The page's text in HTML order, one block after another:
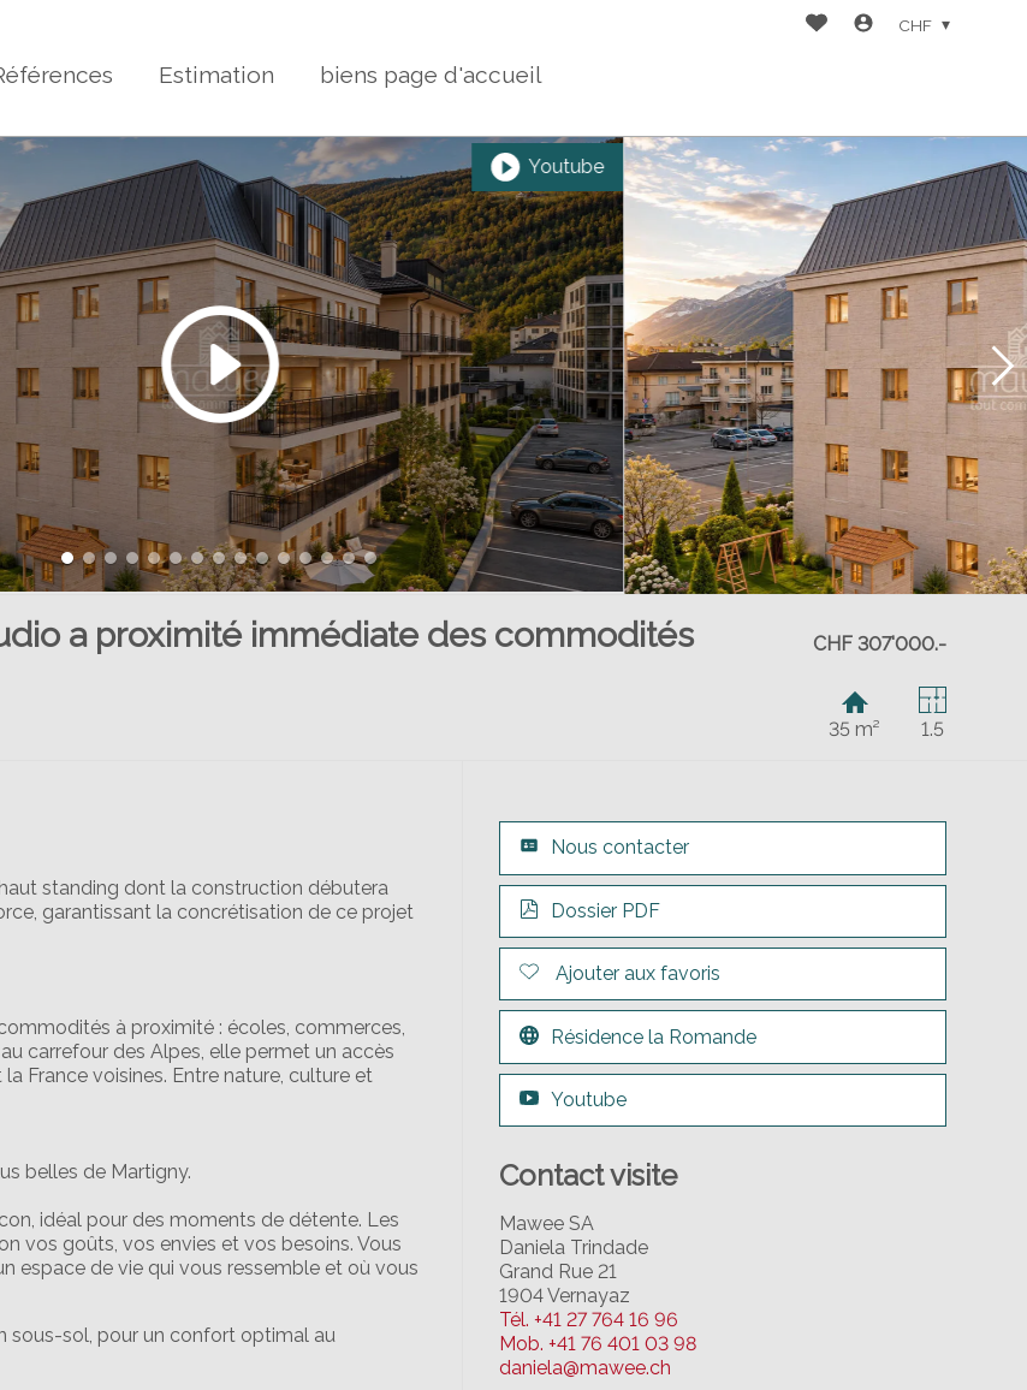
Estimation biens page d'accueil
CHF
Youtube
a proximité immédiate des commodités CHF 307'000.-
35 m² 1.5
standing dont la construction débutera
garantissant la concrétisation de ce projet
à proximité : écoles, commerces,
carrefour des Alpes, elle permet un accès
la France voisines. Entre nature, culture et
belles de Martigny.
idéal pour des moments de détente. Les
vos goûts, vos envies et vos besoins. Vous
espace de vie qui vous ressemble et où vous
sous-sol, pour un confort optimal au
Nous contacter
Dossier PDF
Ajouter aux favoris
Résidence la Romande
Youtube
Contact visite
Mawee SA
Daniela Trindade
Grand Rue 21
1904 Vernayaz
Tél. +41 27 764 16 96
Mob. +41 76 401 03 98
daniela@mawee.ch